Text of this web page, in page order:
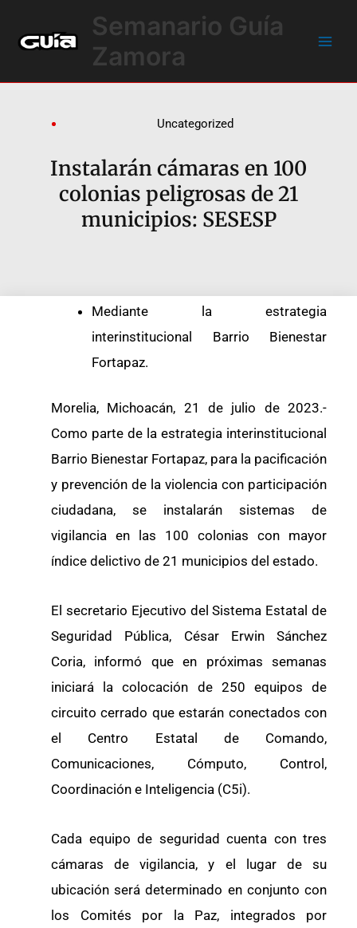
contenido
Semanario Guía
Zamora
Uncategorized
Instalarán cámaras en 100
colonias peligrosas de 21
municipios: SESESP
Mediante la estrategia
interinstitucional Barrio Bienestar
Fortapaz.
Morelia, Michoacán, 21 de julio de 2023.-
Como parte de la estrategia interinstitucional
Barrio Bienestar Fortapaz, para la pacificación
y prevención de la violencia con participación
ciudadana, se instalarán sistemas de
vigilancia en las 100 colonias con mayor
índice delictivo de 21 municipios del estado.
El secretario Ejecutivo del Sistema Estatal de
Seguridad Pública, César Erwin Sánchez
Coria, informó que en próximas semanas
iniciará la colocación de 250 equipos de
circuito cerrado que estarán conectados con
el Centro Estatal de Comando,
Comunicaciones, Cómputo, Control,
Coordinación e Inteligencia (C5i).
Cada equipo de seguridad cuenta con tres
cámaras de vigilancia, y el lugar de su
ubicación será determinado en conjunto con
los Comités por la Paz, integrados por